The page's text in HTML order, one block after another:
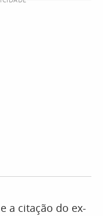
a citação do ex-